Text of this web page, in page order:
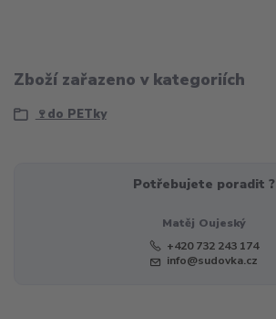
Zboží zařazeno v kategoriích
🍷do PETky
Potřebujete poradit ?
Matěj Oujeský
+420 732 243 174
info@sudovka.cz